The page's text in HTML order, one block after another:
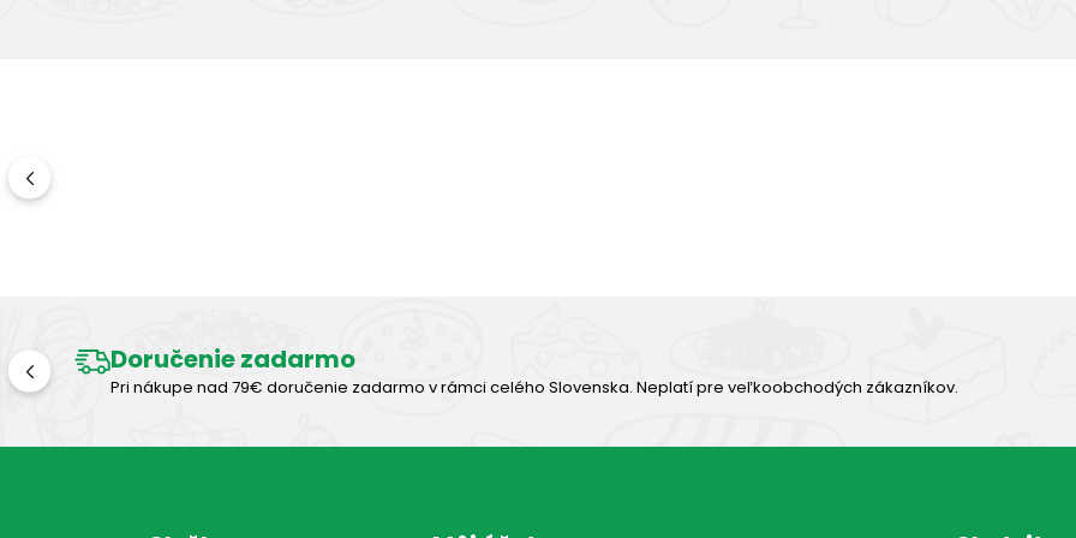
Doručenie zadarmo
Pri nákupe nad 79€ doručenie zadarmo v rámci celého Slovenska. Neplatí pre veľkoobchodých zákazníkov.